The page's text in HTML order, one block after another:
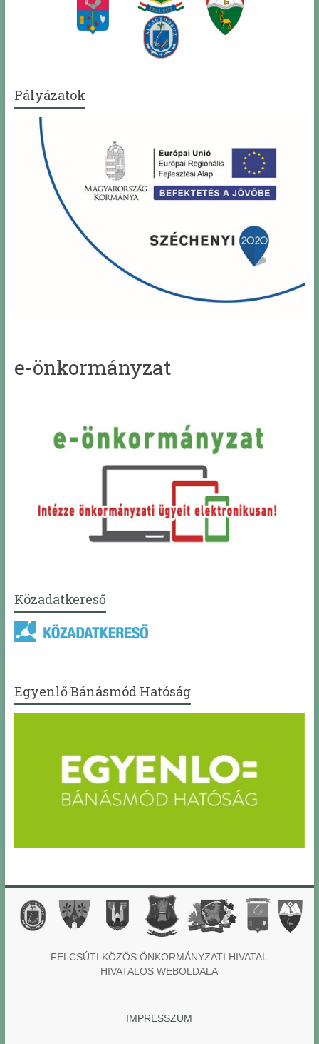
Pályázatok
e-önkormányzat
Közadatkereső
Egyenlő Bánásmód Hatóság
FELCSÚTI KÖZÖS ÖNKORMÁNYZATI HIVATAL
HIVATALOS WEBOLDALA
IMPRESSZUM